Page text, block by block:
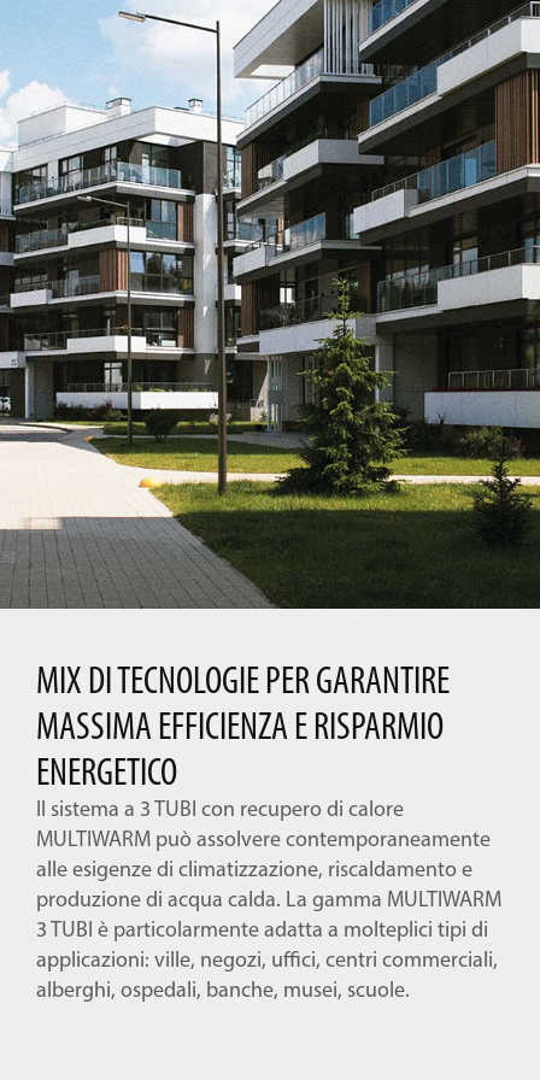
MIX DI TECNOLOGIE PER GARANTIRE
MASSIMA EFFICIENZA E RISPARMIO
ENERGETICO
Il sistema a 3 TUBI con recupero di calore
MULTIWARM può assolvere contemporaneamente
alle esigenze di climatizzazione, riscaldamento e
produzione di acqua calda. La gamma MULTIWARM
3 TUBI è particolarmente adatta a molteplici tipi di
applicazioni: ville, negozi, uffici, centri commerciali,
alberghi, ospedali, banche, musei, scuole.